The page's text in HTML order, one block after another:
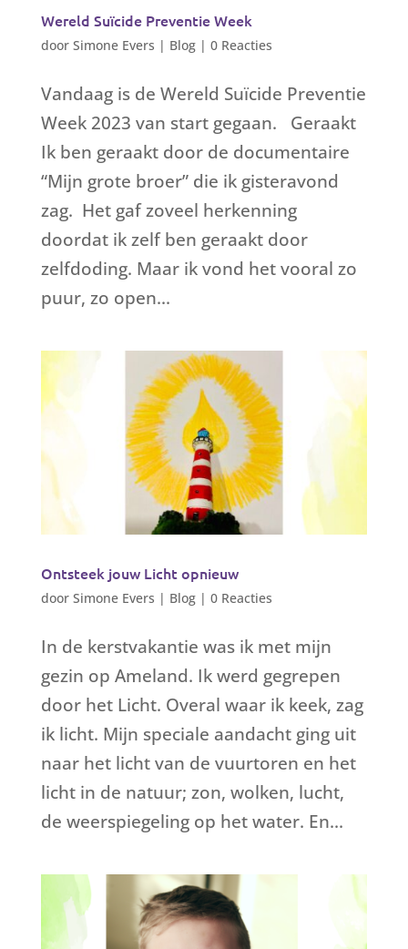
Wereld Suïcide Preventie Week
door Simone Evers | Blog| 0 Reacties
Vandaag is de Wereld Suïcide Preventie
Week 2023 van start gegaan. Geraakt
Ik ben geraakt door de documentaire
“Mijn grote broer” die ik gisteravond
zag. Het gaf zoveel herkenning
doordat ik zelf ben geraakt door
zelfdoding. Maar ik vond het vooral zo
puur, zo open...
Ontsteek jouw Licht opnieuw
door Simone Evers | Blog| 0 Reacties
In de kerstvakantie was ik met mijn
gezin op Ameland. Ik werd gegrepen
door het Licht. Overal waar ik keek, zag
ik licht. Mijn speciale aandacht ging uit
naar het licht van de vuurtoren en het
licht in de natuur; zon, wolken, lucht,
de weerspiegeling op het water. En...